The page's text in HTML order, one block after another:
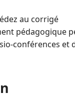
au corrigé
pédagogique
conférences et